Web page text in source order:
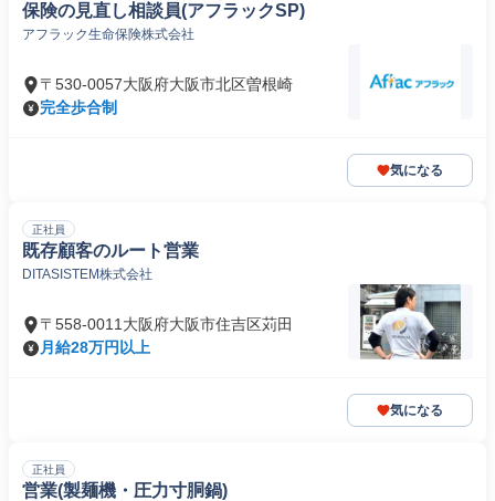
保険の見直し相談員(アフラックSP)
アフラック生命保険株式会社
〒530-0057大阪府大阪市北区曽根崎
完全歩合制
気になる
正社員
既存顧客のルート営業
DITASISTEM株式会社
〒558-0011大阪府大阪市住吉区苅田
月給28万円以上
気になる
正社員
営業(製麺機・圧力寸胴鍋)